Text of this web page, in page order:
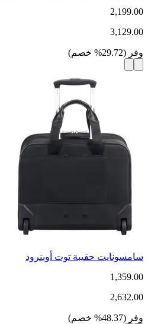
2,199.00
3,129.00
وفر (
29.72
% خصم)
سامسونايت حقيبة توت أوبنرود
1,359.00
2,632.00
وفر (
48.37
% خصم)